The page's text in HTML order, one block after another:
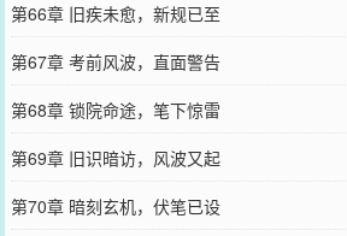
第66章 旧疾未愈，新规已至
第67章 考前风波，直面警告
第68章 锁院命途，笔下惊雷
第69章 旧识暗访，风波又起
第70章 暗刻玄机，伏笔已设